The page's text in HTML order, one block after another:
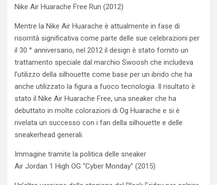
Nike Air Huarache Free Run (2012)
Mentre la Nike Air Huarache è attualmente in fase di
risorrità significativa come parte delle sue celebrazioni per
il 30 ° anniversario, nel 2012 il design è stato fornito un
trattamento speciale dal marchio Swoosh che includeva
l’utilizzo della silhouette come base per un ibrido che ha
anche utilizzato la figura a fuoco tecnologia. Il risultato è
stato il Nike Air Huarache Free, una sneaker che ha
debuttato in molte colorazioni di Og Huarache e si è
rivelata un successo con i fan della silhouette e delle
sneakerhead generali.
Immagine tramite la politica delle sneaker
Air Jordan 1 High OG “Cyber ​​Monday” (2015)